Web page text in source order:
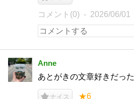
コメント(0) 2026/06/01
Anne
あとがきの文章好きだった
ナイス ★6